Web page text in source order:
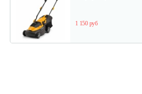
1 150 руб